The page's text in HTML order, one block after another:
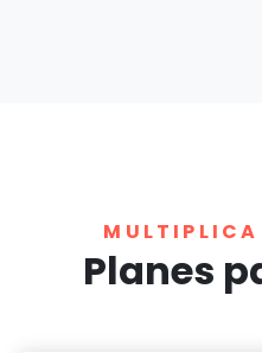
Planes